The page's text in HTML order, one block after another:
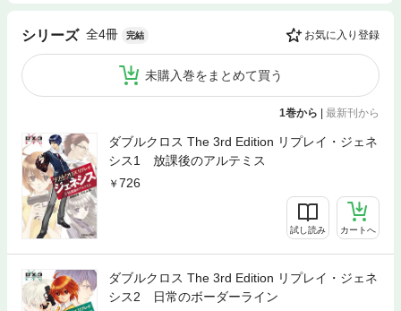
シリーズ 全4冊 完結 お気に入り登録
未購入巻をまとめて買う
1巻から | 最新刊から
ダブルクロス The 3rd Edition リプレイ・ジェネ
シス1 放課後のアルテミス
726
試し読み カートへ
ダブルクロス The 3rd Edition リプレイ・ジェネ
シス2 日常のボーダーライン